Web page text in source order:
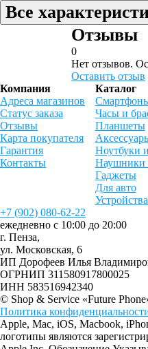
Все
Отзывы
0
Нет отзывов.
Оставить отзыв
Компания
Адреса магазинов
Статус заказа
Отзывы
Карта покупателя
Гарантия
Контакты
Каталог
Часы и
Планшеты
Ноутбуки
Наушники
Гаджеты
Для авто
+7 (902) 080-62-22
ежедневно с 10:00 до 20:00
г. Пенза,
ул. Московская, 6
ИП Дорофеев Илья
ОГРНИП 311580917800025
ИНН 583516942340
© Shop & Service «Future
Политика
Apple, Mac, iOS, Macbook,
логотипы являются